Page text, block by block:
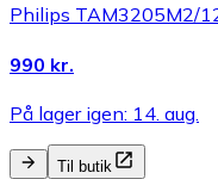
Philips TAM3205M2/
990 kr.
På lager igen: 14. aug.
Til butik